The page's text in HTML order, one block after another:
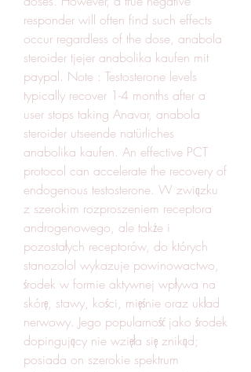
responder will often find such effects
occur regardless of the dose, anabola
steroider tjejer anabolika kaufen mit
paypal. Note : Testosterone levels
typically recover 1-4 months after a
user stops taking Anavar, anabola
steroider utseende natürliches
anabolika kaufen. An effective PCT
protocol can accelerate the recovery of
endogenous testosterone. W związku
z szerokim rozproszeniem receptora
androgenowego, ale także i
pozostałych receptorów, do których
stanozolol wykazuje powinowactwo,
środek w formie aktywnej wpływa na
skórę, stawy, kości, mięśnie oraz układ
nerwowy. Jego popularność jako środek
dopingujący nie wzięła się znikąd;
posiada on szerokie spektrum